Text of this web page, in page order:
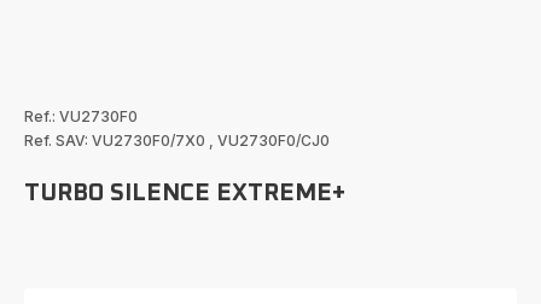
Ref.: VU2730F0
Ref. SAV: VU2730F0/7X0
VU2730F0/CJ0
TURBO SILENCE EXTREME+